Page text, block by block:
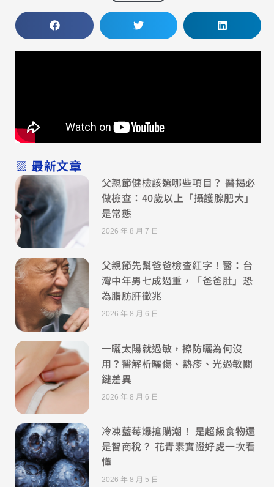
▧ 最新文章
父親節健檢該選哪些項目？ 醫揭必
做檢查：40歲以上「攝護腺肥大」
是常態
2026 年 8 月 7 日
父親節先幫爸爸檢查紅字！醫：台
灣中年男七成過重，「爸爸肚」恐
為脂肪肝徵兆
2026 年 8 月 6 日
一曬太陽就過敏，擦防曬為何沒
用？醫解析曬傷、熱疹、光過敏關
鍵差異
2026 年 8 月 6 日
冷凍藍莓爆搶購潮！ 是超級食物還
是智商稅？ 花青素實證好處一次看
懂
2026 年 8 月 5 日